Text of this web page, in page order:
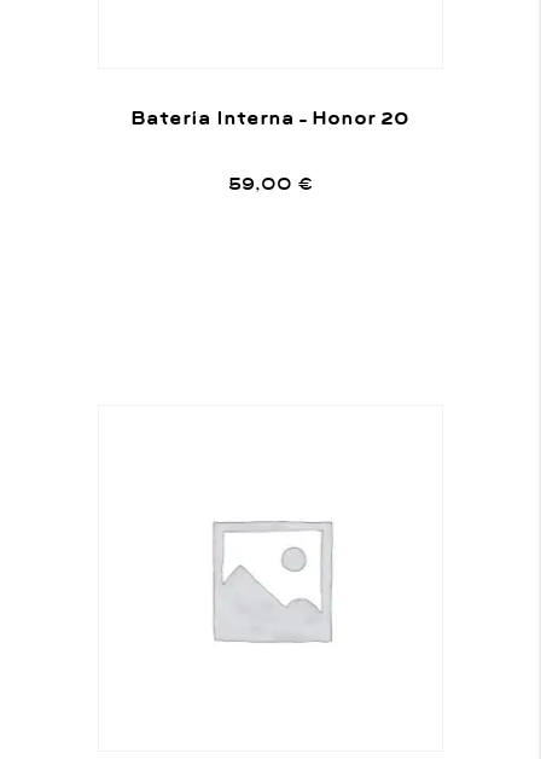
Batería Interna – Honor 20
59,00 €